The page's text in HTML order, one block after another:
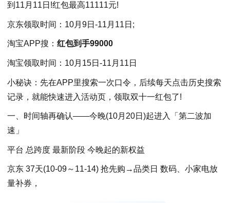
到11月11日!红包最高11111元!
京东领取时间：10月9日-11月11日;
淘宝APP搜： 红包到手99000
淘宝领取时间：10月15日-11月11日
小秘诀：先在APP里搜索一次口令，后续每天点击历史搜索
记录，就能快速进入活动页，领取双十一红包了!
一、时间轴再确认——今晚(10月20日)起进入「第二波加
速」
平台 总跨度 最新阶段 今晚起的新权益
京东 37天(10-09～11-14) 抢先购→品类日 数码、小家电放
量补券，